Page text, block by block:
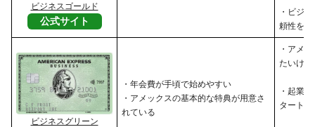
ビジネスゴールド
公式サイト
・ビジ
頼性を高
ビジネスグリーン
・年会費が手頃で始めやすい
・アメックスの基本的な特典が用意さ
れている
・アメ
たいけれ
・起業
タートア